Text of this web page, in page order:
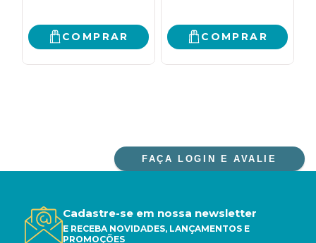
COMPRAR
em risco o futuro da
espécie humana
COMPRAR
FAÇA LOGIN E AVALIE
Cadastre-se em nossa newsletter
E RECEBA NOVIDADES, LANÇAMENTOS E
PROMOÇÕES